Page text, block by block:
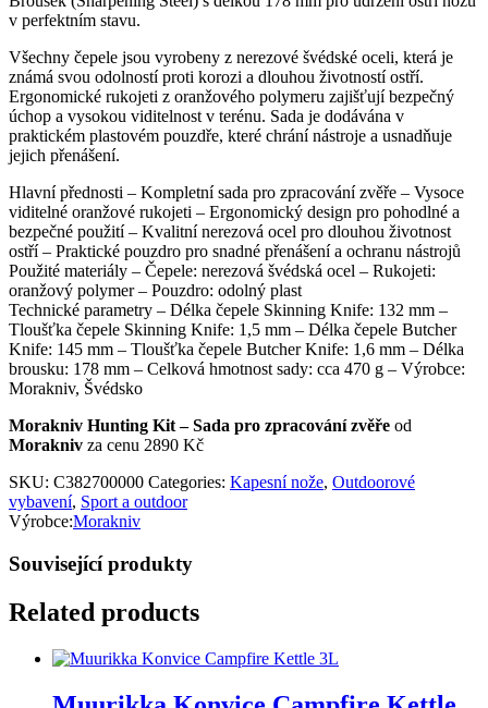
v perfektním stavu.
Všechny čepele jsou vyrobeny z nerezové švédské oceli, která je
známá svou odolností proti korozi a dlouhou životností ostří.
Ergonomické rukojeti z oranžového polymeru zajišťují bezpečný
úchop a vysokou viditelnost v terénu. Sada je dodávána v
praktickém plastovém pouzdře, které chrání nástroje a usnadňuje
jejich přenášení.
Hlavní přednosti – Kompletní sada pro zpracování zvěře – Vysoce
viditelné oranžové rukojeti – Ergonomický design pro pohodlné a
bezpečné použití – Kvalitní nerezová ocel pro dlouhou životnost
ostří – Praktické pouzdro pro snadné přenášení a ochranu nástrojů
Použité materiály – Čepele: nerezová švédská ocel – Rukojeti:
oranžový polymer – Pouzdro: odolný plast
Technické parametry – Délka čepele Skinning Knife: 132 mm –
Tloušťka čepele Skinning Knife: 1,5 mm – Délka čepele Butcher
Knife: 145 mm – Tloušťka čepele Butcher Knife: 1,6 mm – Délka
brousku: 178 mm – Celková hmotnost sady: cca 470 g – Výrobce:
Morakniv, Švédsko
Morakniv Hunting Kit – Sada pro zpracování zvěře od
Morakniv za cenu 2890 Kč
SKU: C382700000 Categories: Kapesní nože, Outdoorové
vybavení, Sport a outdoor
Výrobce:Morakniv
Související produkty
Related products